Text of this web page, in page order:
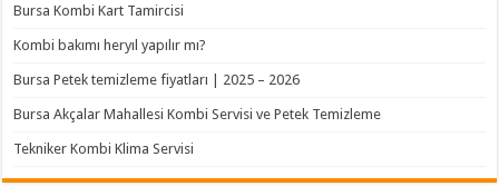
Bursa Kombi Kart Tamircisi
Kombi bakımı heryıl yapılır mı?
Bursa Petek temizleme fiyatları | 2025 – 2026
Bursa Akçalar Mahallesi Kombi Servisi ve Petek Temizleme
Tekniker Kombi Klima Servisi